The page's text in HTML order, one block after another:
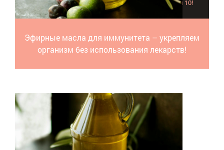
Эфирные масла для иммунитета – укрепляем
организм без использования лекарств!
сильнейшими иммуномодуляторами. Вот наш топ 10!